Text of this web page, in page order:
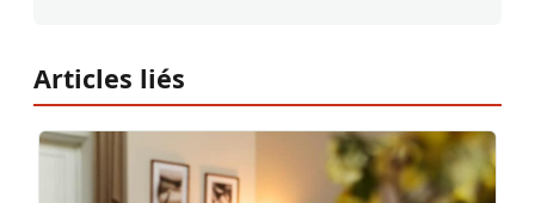
Articles liés